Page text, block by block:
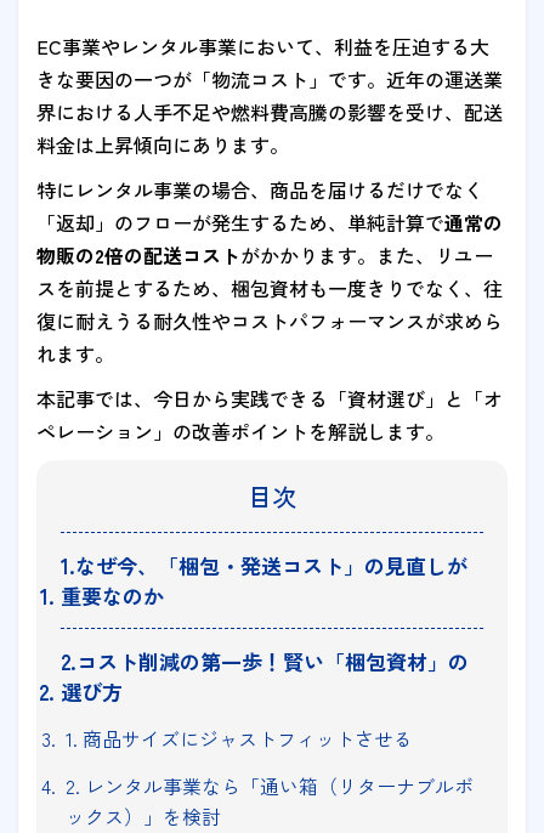
EC事業やレンタル事業において、利益を圧迫する大
きな要因の一つが「物流コスト」です。近年の運送業
界における人手不足や燃料費高騰の影響を受け、配送
料金は上昇傾向にあります。
特にレンタル事業の場合、商品を届けるだけでなく
「返却」のフローが発生するため、単純計算で通常の
物販の2倍の配送コストがかかります。また、リユー
スを前提とするため、梱包資材も一度きりでなく、往
復に耐えうる耐久性やコストパフォーマンスが求めら
れます。
本記事では、今日から実践できる「資材選び」と「オ
ペレーション」の改善ポイントを解説します。
目次
1.なぜ今、「梱包・発送コスト」の見直しが
重要なのか
2.コスト削減の第一歩！賢い「梱包資材」の
選び方
1. 商品サイズにジャストフィットさせる
2. レンタル事業なら「通い箱（リターナブルボ
ックス）」を検討